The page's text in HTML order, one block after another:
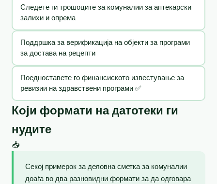
Следете ги трошоците за комуналии за аптекарски
залихи и опрема
Поддршка за верификација на објекти за програми
за достава на рецепти
Поедноставете го финансиското известување за
ревизии на здравствени програми ✅
Који формати на датотеки ги
нудите
📥
Секој примерок за деловна сметка за комуналии
доаѓа во два разновидни формати за да одговара